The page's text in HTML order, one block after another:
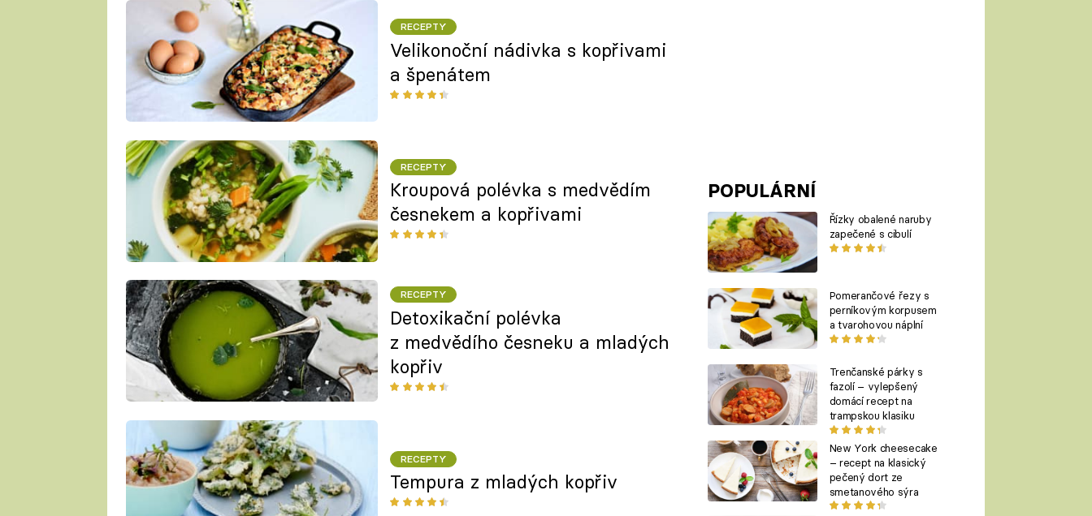
POPULÁRNÍ
Řízky obalené naruby
zapečené s cibulí
Pomerančové řezy s
perníkovým korpusem
a tvarohovou náplní
Trenčanské párky s
fazolí – vylepšený
domácí recept na
trampskou klasiku
New York cheesecake
– recept na klasický
pečený dort ze
smetanového sýra
RECEPTY
Velikonoční nádivka s kopřivami
a špenátem
RECEPTY
Kroupová polévka s medvědím
česnekem a kopřivami
RECEPTY
Detoxikační polévka
z medvědího česneku a mladých
kopřiv
RECEPTY
Tempura z mladých kopřiv